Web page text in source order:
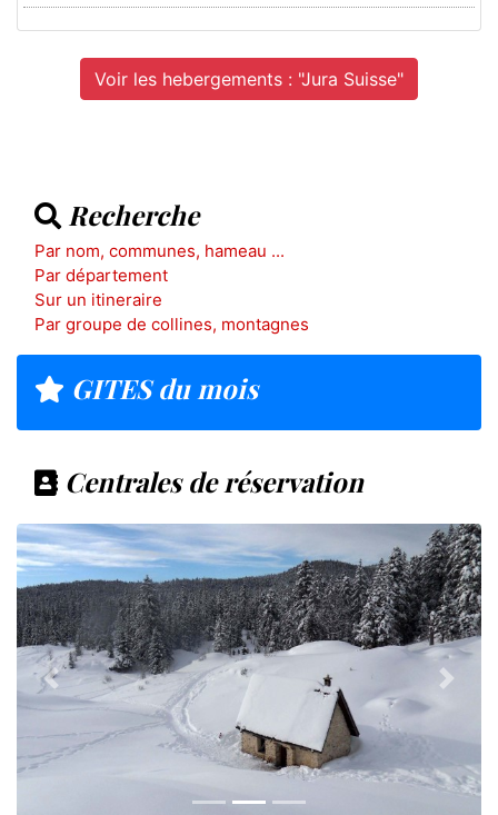
Voir les hebergements : "Jura Suisse"
Recherche
Par nom, communes, hameau ...
Par département
Sur un itineraire
Par groupe de collines, montagnes
GITES du mois
Centrales de réservation